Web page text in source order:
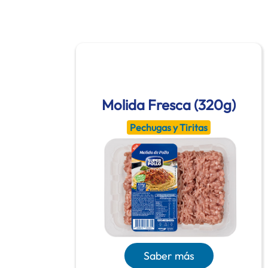
Molida Fresca (320g)
Pechugas y Tiritas
Saber más